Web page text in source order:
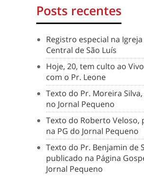
Posts recentes
Registro especial na
Central de São Luís
Hoje, 20, tem culto ao
com o Pr. Leone
Texto do Pr. Moreira
no Jornal Pequeno
Texto do Roberto Veloso,
na PG do Jornal Pequeno
Texto do Pr. Benjamin de
publicado na Página
Jornal Pequeno